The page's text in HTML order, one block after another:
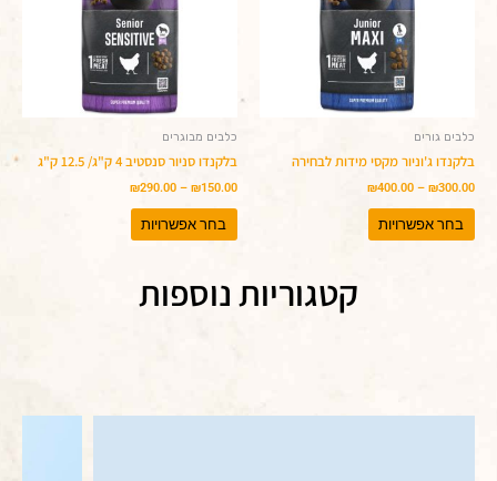
כלבים גורים
בלקנדו ג'וניור מקסי מידות לבחירה
₪300.00
–
₪400.00
בחר אפשרויות
ניתן
לבחור
את
האפשרויות
בעמוד
כלבים מבוגרים
בלקנדו סניור סנסטיב 4 ק"ג/ 12.5 ק"ג
₪150.00
–
₪290.00
בחר אפשרויות
ניתן
לבחור
את
האפשרויות
בעמוד
קטגוריות נוספות